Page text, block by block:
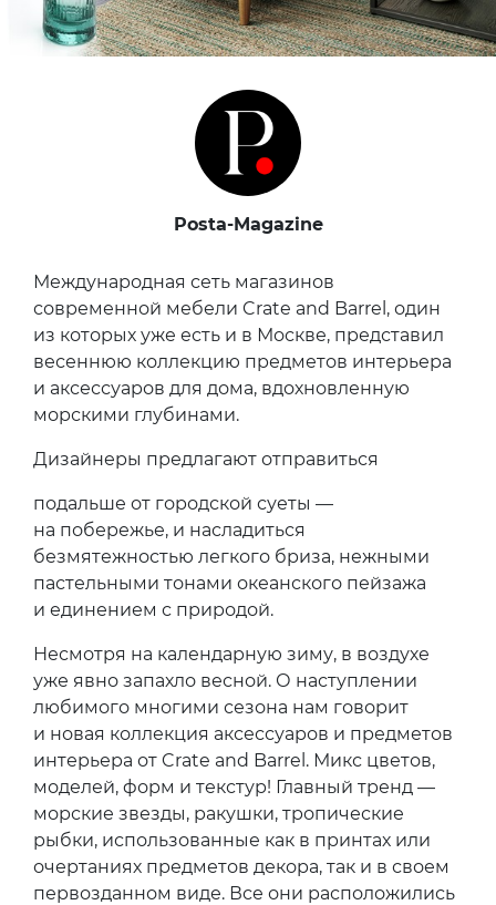
Posta-Magazine
Международная сеть магазинов
современной мебели Crate and Barrel, один
из которых уже есть и в Москве, представил
весеннюю коллекцию предметов интерьера
и аксессуаров для дома, вдохновленную
морскими глубинами.
Дизайнеры предлагают отправиться
подальше от городской суеты —
на побережье, и насладиться
безмятежностью легкого бриза, нежными
пастельными тонами океанского пейзажа
и единением с природой.
Несмотря на календарную зиму, в воздухе
уже явно запахло весной. О наступлении
любимого многими сезона нам говорит
и новая коллекция аксессуаров и предметов
интерьера от Crate and Barrel. Микс цветов,
моделей, форм и текстур! Главный тренд —
морские звезды, ракушки, тропические
рыбки, использованные как в принтах или
очертаниях предметов декора, так и в своем
первозданном виде. Все они расположились